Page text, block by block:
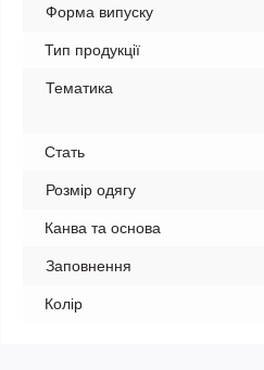
Форма випуску
Тип продукції
Тематика
Стать
Розмір одягу
Канва та основа
Заповнення
Колір